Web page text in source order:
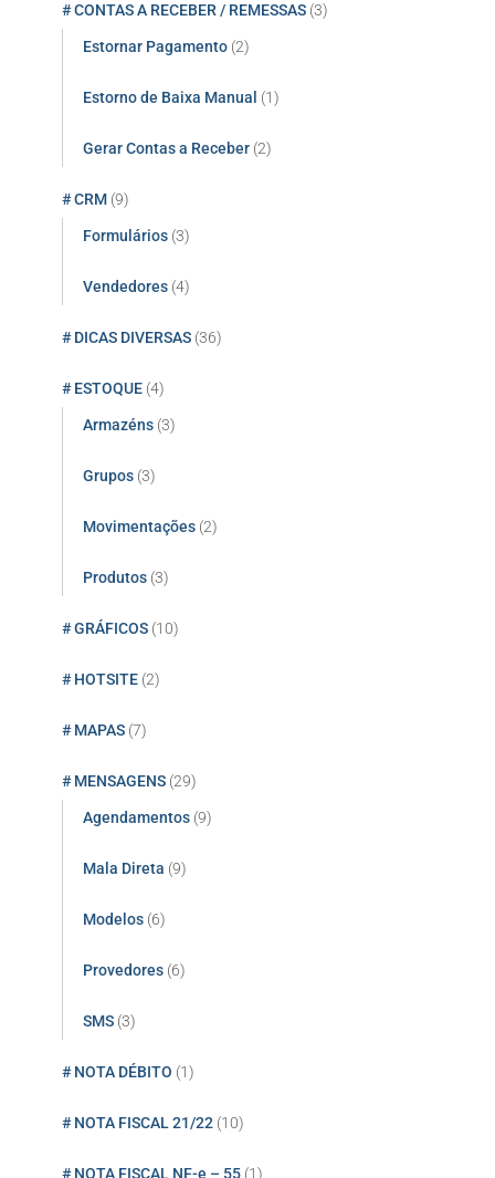
# CONTAS A RECEBER / REMESSAS (3)
Estornar Pagamento (2)
Estorno de Baixa Manual (1)
Gerar Contas a Receber (2)
# CRM (9)
Formulários (3)
Vendedores (4)
# DICAS DIVERSAS (36)
# ESTOQUE (4)
Armazéns (3)
Grupos (3)
Movimentações (2)
Produtos (3)
# GRÁFICOS (10)
# HOTSITE (2)
# MAPAS (7)
# MENSAGENS (29)
Agendamentos (9)
Mala Direta (9)
Modelos (6)
Provedores (6)
SMS (3)
# NOTA DÉBITO (1)
# NOTA FISCAL 21/22 (10)
# NOTA FISCAL NF-e – 55 (1)